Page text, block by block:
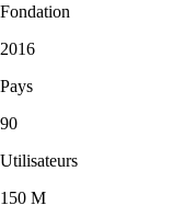
Fondation
2016
Pays
90
Utilisateurs
150 M